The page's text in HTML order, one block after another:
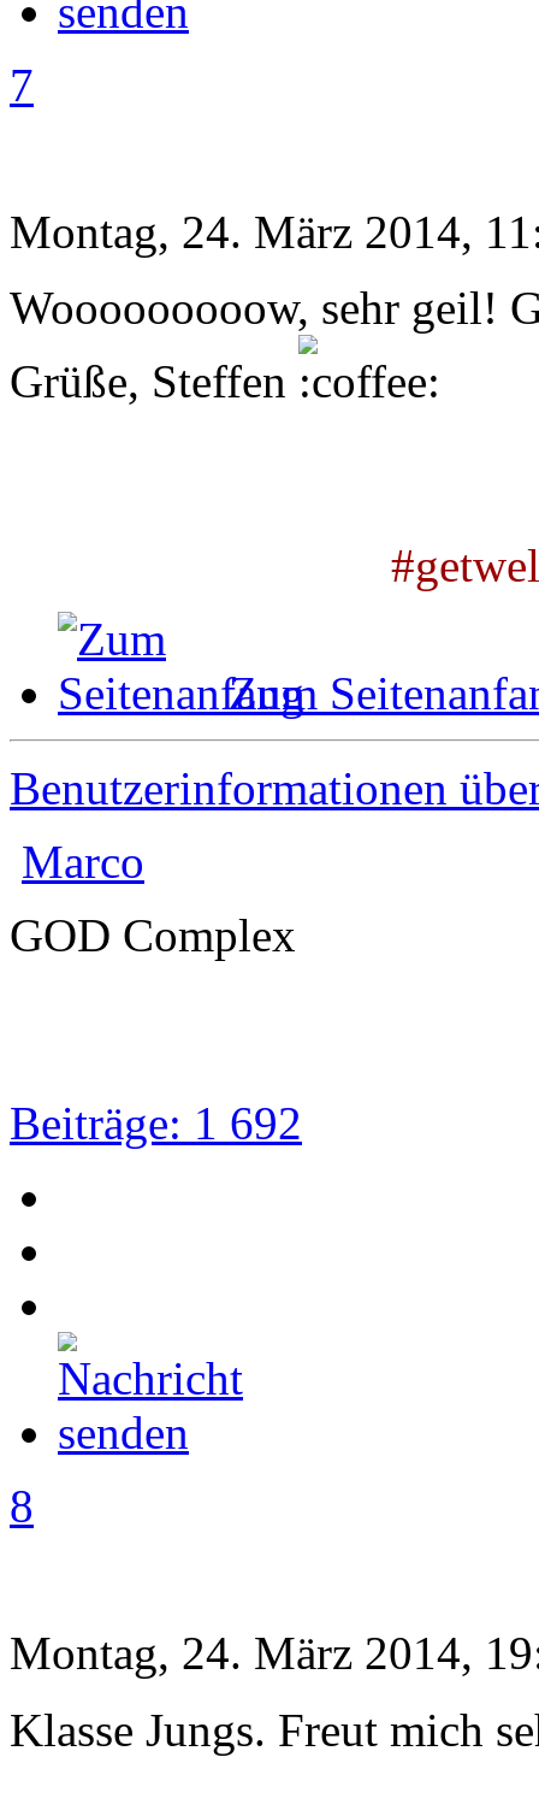
7
Montag, 24. März 2014,
Wooooooooow, sehr geil!
Grüße, Steffen
Zum
Benutzerinformationen
Marco
GOD Complex
Beiträge: 1 692
8
Montag, 24. März 2014,
Klasse Jungs. Freut mich